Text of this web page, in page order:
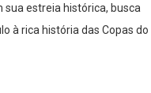
estreia histórica, busca
à rica história das Copas do